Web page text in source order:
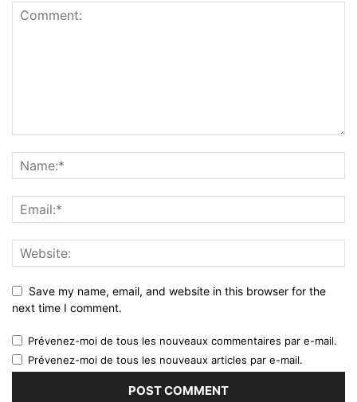
Save my name, email, and website in this browser for the
next time I comment.
Prévenez-moi de tous les nouveaux commentaires par e-mail.
Prévenez-moi de tous les nouveaux articles par e-mail.